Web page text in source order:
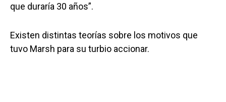
que duraría 30 años”.
Existen distintas teorías sobre los motivos que
tuvo Marsh para su turbio accionar.